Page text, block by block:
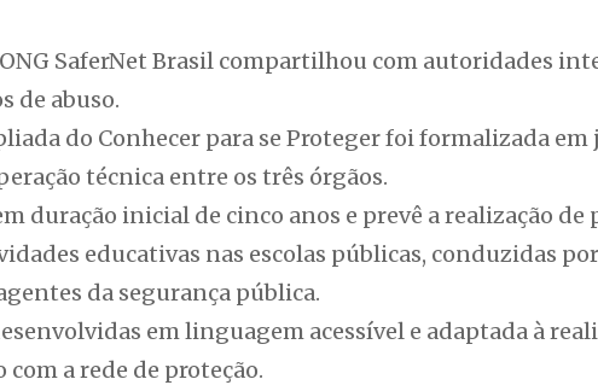
ONG SaferNet Brasil compartilhou com autoridades
de abuso.
do Conhecer para se Proteger foi formalizada
técnica entre os três órgãos.
duração inicial de cinco anos e prevê a realização de
educativas nas escolas públicas, conduzidas
da segurança pública.
em linguagem acessível e adaptada à
com a rede de proteção.